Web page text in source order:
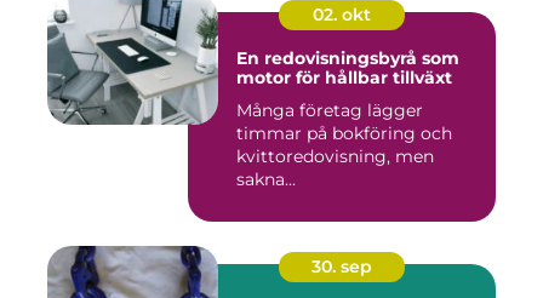
02. okt
En redovisningsbyrå som
motor för hållbar tillväxt
Många företag lägger
timmar på bokföring och
kvittoredovisning, men
sakna...
30. sep